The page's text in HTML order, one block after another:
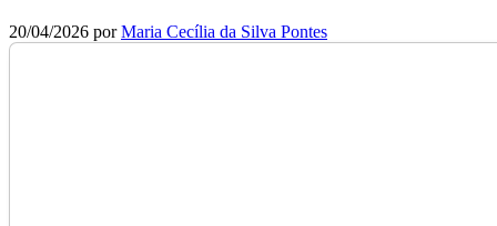
20/04/2026 porMaria Cecília da Silva Pontes